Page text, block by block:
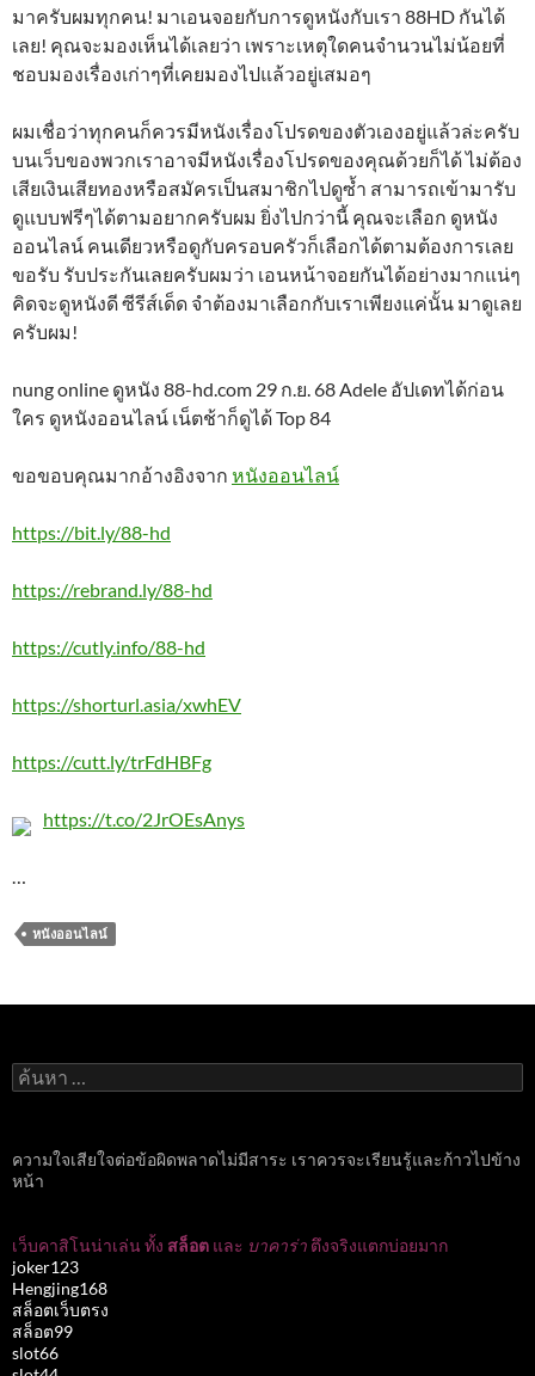
มาครับผมทุกคน! มาเอนจอยกับการดูหนังกับเรา 88HD กันได้
เลย! คุณจะมองเห็นได้เลยว่า เพราะเหตุใดคนจำนวนไม่น้อยที่
ชอบมองเรื่องเก่าๆที่เคยมองไปแล้วอยู่เสมอๆ
ผมเชื่อว่าทุกคนก็ควรมีหนังเรื่องโปรดของตัวเองอยู่แล้วล่ะครับ
บนเว็บของพวกเราอาจมีหนังเรื่องโปรดของคุณด้วยก็ได้ ไม่ต้อง
เสียเงินเสียทองหรือสมัครเป็นสมาชิกไปดูซ้ำ สามารถเข้ามารับ
ดูแบบฟรีๆได้ตามอยากครับผม ยิ่งไปกว่านี้ คุณจะเลือก ดูหนัง
ออนไลน์ คนเดียวหรือดูกับครอบครัวก็เลือกได้ตามต้องการเลย
ขอรับ รับประกันเลยครับผมว่า เอนหน้าจอยกันได้อย่างมากแน่ๆ
คิดจะดูหนังดี ซีรีส์เด็ด จำต้องมาเลือกกับเราเพียงแค่นั้น มาดูเลย
ครับผม!
nung online ดูหนัง 88-hd.com 29 ก.ย. 68 Adele อัปเดทได้ก่อน
ใคร ดูหนังออนไลน์ เน็ตช้าก็ดูได้ Top 84
ขอขอบคุณมากอ้างอิงจาก หนังออนไลน์
https://bit.ly/88-hd
https://rebrand.ly/88-hd
https://cutly.info/88-hd
https://shorturl.asia/xwhEV
https://cutt.ly/trFdHBFg
https://t.co/2JrOEsAnys
หนังออนไลน์
ค้นหา
สำหรับ:
ความใจเสียใจต่อข้อผิดพลาดไม่มีสาระ เราควรจะเรียนรู้และก้าวไปข้าง
หน้า
เว็บคาสิโนน่าเล่น ทั้ง สล็อต และ บาคาร่า ตึงจริงแตกบ่อยมาก
joker123
Hengjing168
สล็อตเว็บตรง
สล็อต99
slot66